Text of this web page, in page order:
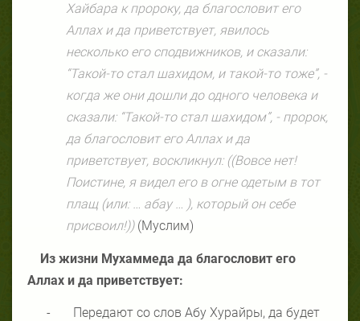
Хайбара к пророку, да благословит его
Аллах и да приветствует, явилось
несколько его сподвижников, и сказали:
“Такой-то стал шахидом, и такой-то тоже”, -
когда же они дошли до одного человека и
сказали: “Такой-то стал шахидом”, - пророк,
да благословит его Аллах и да
приветствует, воскликнул: ((Вовсе нет!
Поистине, я видел его в огне одетым в тот
плащ (или: … абау … ), который он себе
присвоил!))(Муслим)
Из жизни Мухаммеда да благословит его
Аллах и да приветствует:
-
Передают со слов Абу Хурайры, да будет